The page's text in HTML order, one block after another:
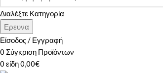
Διαλέξτε Κατηγορία
Ερευνα
Είσοδος / Εγγραφή
0 Σύγκριση Προϊόντων
0 είδη0,00€